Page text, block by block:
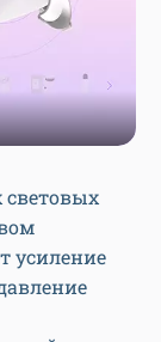
световых
усиление